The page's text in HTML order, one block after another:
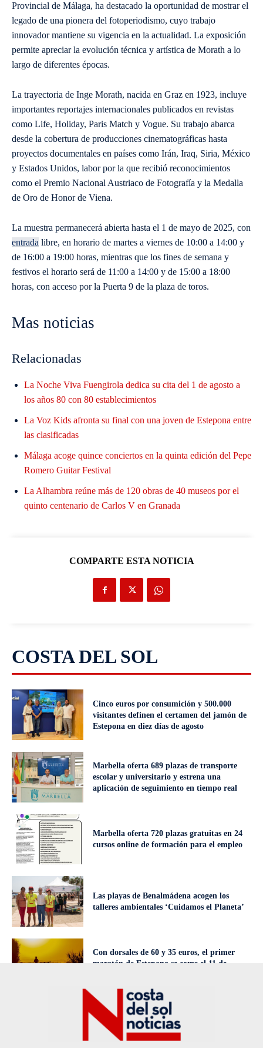
Provincial de Málaga, ha destacado la oportunidad de mostrar el
legado de una pionera del fotoperiodismo, cuyo trabajo
innovador mantiene su vigencia en la actualidad. La exposición
permite apreciar la evolución técnica y artística de Morath a lo
largo de diferentes épocas.
La trayectoria de Inge Morath, nacida en Graz en 1923, incluye
importantes reportajes internacionales publicados en revistas
como Life, Holiday, Paris Match y Vogue. Su trabajo abarca
desde la cobertura de producciones cinematográficas hasta
proyectos documentales en países como Irán, Iraq, Siria, México
y Estados Unidos, labor por la que recibió reconocimientos
como el Premio Nacional Austriaco de Fotografía y la Medalla
de Oro de Honor de Viena.
La muestra permanecerá abierta hasta el 1 de mayo de 2025, con
entrada libre, en horario de martes a viernes de 10:00 a 14:00 y
de 16:00 a 19:00 horas, mientras que los fines de semana y
festivos el horario será de 11:00 a 14:00 y de 15:00 a 18:00
horas, con acceso por la Puerta 9 de la plaza de toros.
Mas noticias
Relacionadas
La Noche Viva Fuengirola dedica su cita del 1 de agosto a
los años 80 con 80 establecimientos
La Voz Kids afronta su final con una joven de Estepona entre
las clasificadas
Málaga acoge quince conciertos en la quinta edición del Pepe
Romero Guitar Festival
La Alhambra reúne más de 120 obras de 40 museos por el
quinto centenario de Carlos V en Granada
COMPARTE ESTA NOTICIA
COSTA DEL SOL
Cinco euros por consumición y 500.000
visitantes definen el certamen del jamón de
Estepona en diez días de agosto
Marbella oferta 689 plazas de transporte
escolar y universitario y estrena una
aplicación de seguimiento en tiempo real
Marbella oferta 720 plazas gratuitas en 24
cursos online de formación para el empleo
Las playas de Benalmádena acogen los
talleres ambientales ‘Cuidamos el Planeta’
Con dorsales de 60 y 35 euros, el primer
maratón de Estepona se corre el 11 de